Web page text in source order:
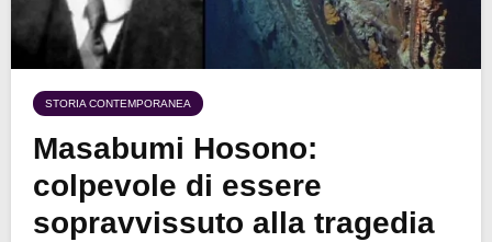
STORIA CONTEMPORANEA
Masabumi Hosono:
colpevole di essere
sopravvissuto alla tragedia